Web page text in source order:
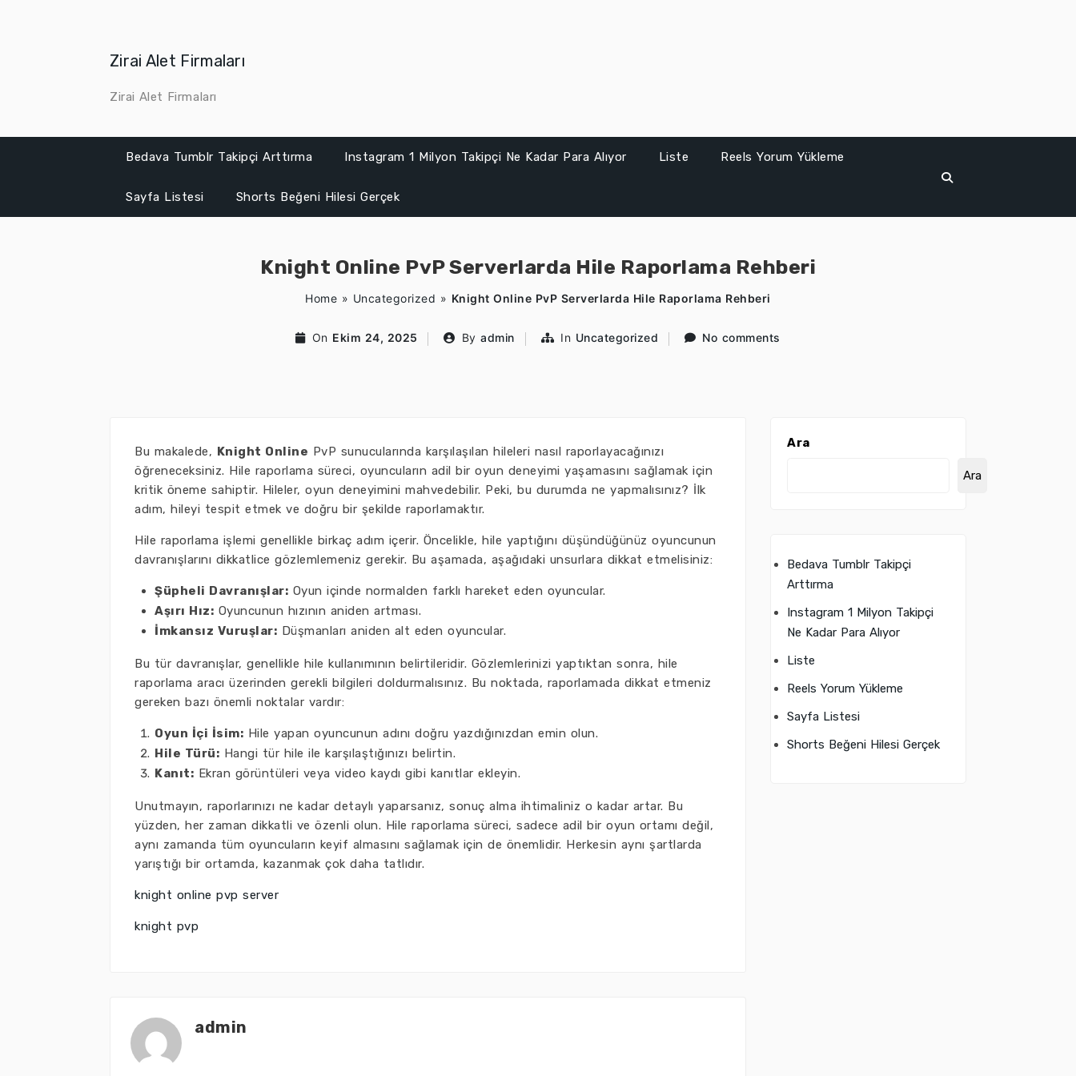
Zirai Alet Firmaları
Zirai Alet Firmaları
Bedava Tumblr Takipçi Arttırma Instagram 1 Milyon Takipçi Ne Kadar Para Alıyor Liste Reels Yorum Yükleme
Sayfa Listesi Shorts Beğeni Hilesi Gerçek
Knight Online PvP Serverlarda Hile Raporlama Rehberi
Home » Uncategorized » Knight Online PvP Serverlarda Hile Raporlama Rehberi
On Ekim 24, 2025 By admin In Uncategorized No comments
Bu makalede, Knight Online PvP sunucularında karşılaşılan hileleri nasıl raporlayacağınızı
öğreneceksiniz. Hile raporlama süreci, oyuncuların adil bir oyun deneyimi yaşamasını sağlamak için
kritik öneme sahiptir. Hileler, oyun deneyimini mahvedebilir. Peki, bu durumda ne yapmalısınız? İlk
adım, hileyi tespit etmek ve doğru bir şekilde raporlamaktır.
Hile raporlama işlemi genellikle birkaç adım içerir. Öncelikle, hile yaptığını düşündüğünüz oyuncunun
davranışlarını dikkatlice gözlemlemeniz gerekir. Bu aşamada, aşağıdaki unsurlara dikkat etmelisiniz:
Şüpheli Davranışlar: Oyun içinde normalden farklı hareket eden oyuncular.
Aşırı Hız: Oyuncunun hızının aniden artması.
İmkansız Vuruşlar: Düşmanları aniden alt eden oyuncular.
Bu tür davranışlar, genellikle hile kullanımının belirtileridir. Gözlemlerinizi yaptıktan sonra, hile
raporlama aracı üzerinden gerekli bilgileri doldurmalısınız. Bu noktada, raporlamada dikkat etmeniz
gereken bazı önemli noktalar vardır:
Oyun İçi İsim: Hile yapan oyuncunun adını doğru yazdığınızdan emin olun.
Hile Türü: Hangi tür hile ile karşılaştığınızı belirtin.
Kanıt: Ekran görüntüleri veya video kaydı gibi kanıtlar ekleyin.
Unutmayın, raporlarınızı ne kadar detaylı yaparsanız, sonuç alma ihtimaliniz o kadar artar. Bu
yüzden, her zaman dikkatli ve özenli olun. Hile raporlama süreci, sadece adil bir oyun ortamı değil,
aynı zamanda tüm oyuncuların keyif almasını sağlamak için de önemlidir. Herkesin aynı şartlarda
yarıştığı bir ortamda, kazanmak çok daha tatlıdır.
knight online pvp server
knight pvp
admin
Ara
Ara
Bedava Tumblr Takipçi
Arttırma
Instagram 1 Milyon Takipçi
Ne Kadar Para Alıyor
Liste
Reels Yorum Yükleme
Sayfa Listesi
Shorts Beğeni Hilesi Gerçek